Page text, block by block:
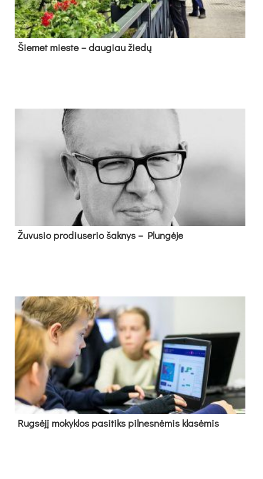
Šie­met mies­te – dau­giau žie­dų
Žu­vu­sio pro­diu­se­rio šak­nys – Plun­gė­je
Rug­sė­jį mo­kyk­los pa­si­tiks pil­nes­nė­mis kla­sė­mis